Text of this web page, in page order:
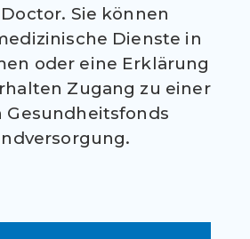
Sie können
Dienste in
oder eine Erklärung
Zugang zu einer
Gesundheitsfonds